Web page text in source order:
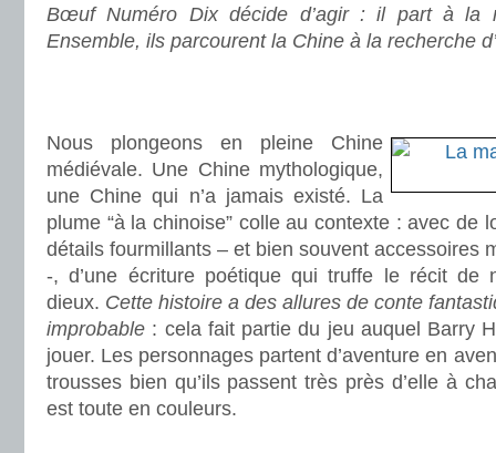
Bœuf Numéro Dix décide d’agir : il part à la
Ensemble, ils parcourent la Chine à la recherche
Nous plongeons en pleine Chine
médiévale. Une Chine mythologique,
une Chine qui n’a jamais existé. La
plume “à la chinoise” colle au contexte : avec de
détails fourmillants – et bien souvent accessoires
-, d’une écriture poétique qui truffe le récit de
dieux. Cette histoire a des allures de conte
improbable : cela fait partie du jeu auquel Barry
jouer. Les personnages partent d’aventure en
trousses bien qu’ils passent très près d’elle à
est toute en couleurs.